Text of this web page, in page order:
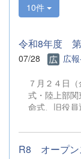
10件
令和8年度 第
07/28 広
７月２４日
式・陸上部
命式、旧役
拳法部、男
け取
歌斉唱の後
R8 オープン